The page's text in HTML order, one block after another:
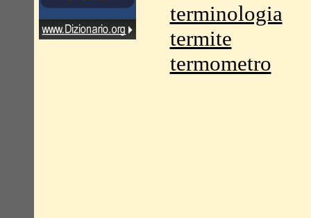
terminologia
termite
termometro